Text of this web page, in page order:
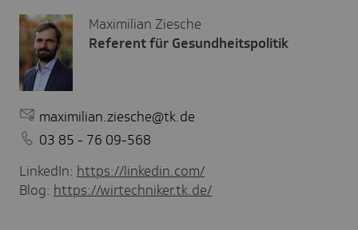
Maximilian Ziesche
Referent für Gesundheitspolitik
maximilian.ziesche@tk.de
03 85 - 76 09-568
LinkedIn: https://linkedin.com/
Blog: https://wirtechniker.tk.de/